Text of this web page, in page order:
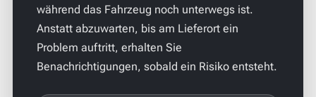
während das Fahrzeug noch unterwegs ist.
Anstatt abzuwarten, bis am Lieferort ein
Problem auftritt, erhalten Sie
Benachrichtigungen, sobald ein Risiko entsteht.